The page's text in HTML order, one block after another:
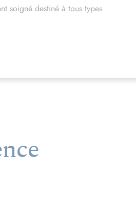
soigné destiné à tous types